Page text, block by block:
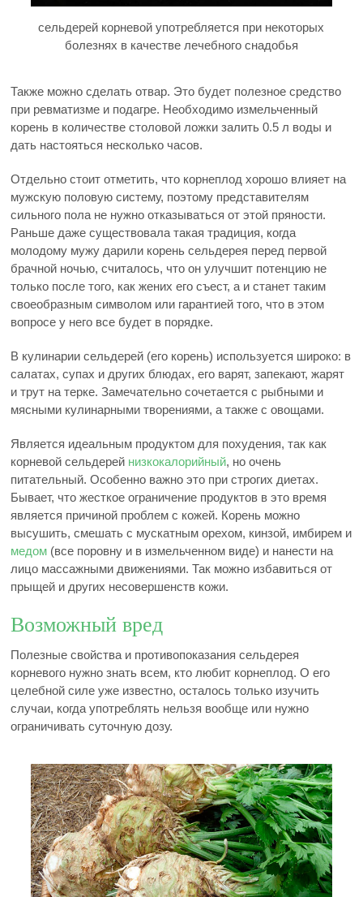
сельдерей корневой употребляется при некоторых
болезнях в качестве лечебного снадобья
Также можно сделать отвар. Это будет полезное средство
при ревматизме и подагре. Необходимо измельченный
корень в количестве столовой ложки залить 0.5 л воды и
дать настояться несколько часов.
Отдельно стоит отметить, что корнеплод хорошо влияет на
мужскую половую систему, поэтому представителям
сильного пола не нужно отказываться от этой пряности.
Раньше даже существовала такая традиция, когда
молодому мужу дарили корень сельдерея перед первой
брачной ночью, считалось, что он улучшит потенцию не
только после того, как жених его съест, а и станет таким
своеобразным символом или гарантией того, что в этом
вопросе у него все будет в порядке.
В кулинарии сельдерей (его корень) используется широко: в
салатах, супах и других блюдах, его варят, запекают, жарят
и трут на терке. Замечательно сочетается с рыбными и
мясными кулинарными творениями, а также с овощами.
Является идеальным продуктом для похудения, так как
корневой сельдерей низкокалорийный, но очень
питательный. Особенно важно это при строгих диетах.
Бывает, что жесткое ограничение продуктов в это время
является причиной проблем с кожей. Корень можно
высушить, смешать с мускатным орехом, кинзой, имбирем и
медом (все поровну и в измельченном виде) и нанести на
лицо массажными движениями. Так можно избавиться от
прыщей и других несовершенств кожи.
Возможный вред
Полезные свойства и противопоказания сельдерея
корневого нужно знать всем, кто любит корнеплод. О его
целебной силе уже известно, осталось только изучить
случаи, когда употреблять нельзя вообще или нужно
ограничивать суточную дозу.